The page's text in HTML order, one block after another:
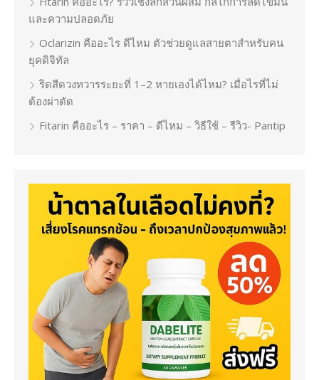
และความปลอดภัย
Oclarizin คืออะไร ดีไหม ตัวช่วยดูแลสายตาสำหรับคน
ยุคดิจิทัล
ริดสีดวงทวารระยะที่ 1–2 หายเองได้ไหม? เมื่อไรที่ไม่
ต้องผ่าตัด
Fitarin คืออะไร – ราคา – ดีไหม – วิธีใช้ – รีวิว- Pantip